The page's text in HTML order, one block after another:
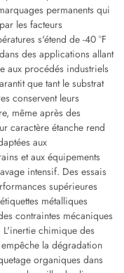
permanents qui
les facteurs
s'étend de -40 °F
des applications allant
aux procédés industriels
que tant le substrat
conservent leurs
même après des
caractère étanche rend
aux
et aux équipements
intensif. Des essais
supérieures
métalliques
contraintes mécaniques
L'inertie chimique des
la dégradation
organiques dans